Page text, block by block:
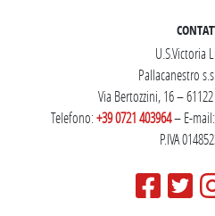
U.S.Victoria
Pallacanestro
Via Bertozzini, 16 –
Telefono:+39 0721 403964– E-mail:
P.IVA